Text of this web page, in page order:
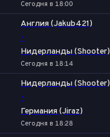
Сегодня в 18:00
Англия (Jakub421)
-
Нидерланды (Shooter)
Сегодня в 18:14
Нидерланды (Shooter)
-
Германия (Jiraz)
Сегодня в 18:28